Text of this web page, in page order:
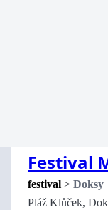
Festival
festival > Doksy
Pláž Klůček,